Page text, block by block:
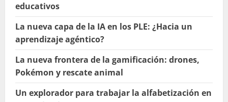
educativos
La nueva capa de la IA en los PLE: ¿Hacia un
aprendizaje agéntico?
La nueva frontera de la gamificación: drones,
Pokémon y rescate animal
Un explorador para trabajar la alfabetización en